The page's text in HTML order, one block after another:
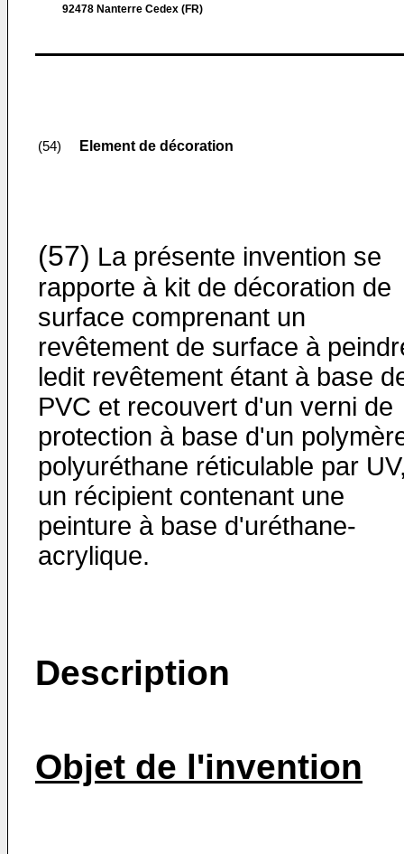
92478 Nanterre Cedex (FR)
(54) Element de décoration
(57) La présente invention se
rapporte à kit de décoration de
surface comprenant un
revêtement de surface à
ledit revêtement étant à base
PVC et recouvert d'un verni de
protection à base d'un
polyuréthane réticulable par
un récipient contenant une
peinture à base d'uréthane-
acrylique.
Description
Objet de l'invention